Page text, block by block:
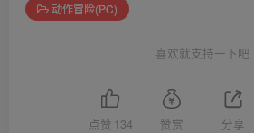
动作冒险(PC)
喜欢就支持一下吧
点赞 134 赞赏 分享